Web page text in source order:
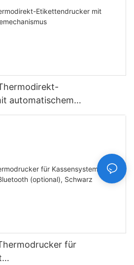
automatischem
für